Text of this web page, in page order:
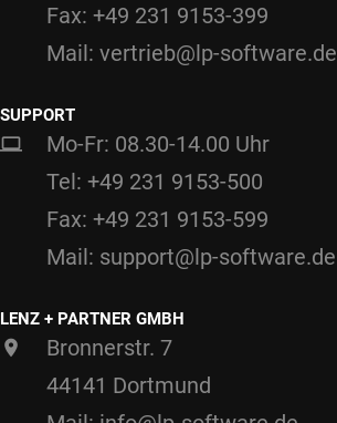
Fax: +49 231 9153-399
Mail: vertrieb@lp-software.de
SUPPORT
Mo-Fr: 08.30-14.00 Uhr
Tel: +49 231 9153-500
Fax: +49 231 9153-599
Mail: support@lp-software.de
LENZ + PARTNER GMBH
Bronnerstr. 7
44141 Dortmund